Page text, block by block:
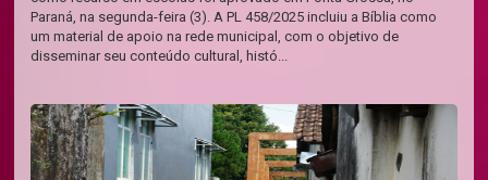
Paraná, na segunda-feira (3). A PL 458/2025 incluiu a Bíblia como
um material de apoio na rede municipal, com o objetivo de
disseminar seu conteúdo cultural, histó...